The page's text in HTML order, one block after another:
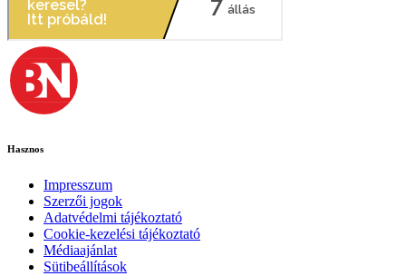
Hasznos
Impresszum
Szerzői jogok
Adatvédelmi tájékoztató
Cookie-kezelési tájékoztató
Médiaajánlat
Sütibeállítások